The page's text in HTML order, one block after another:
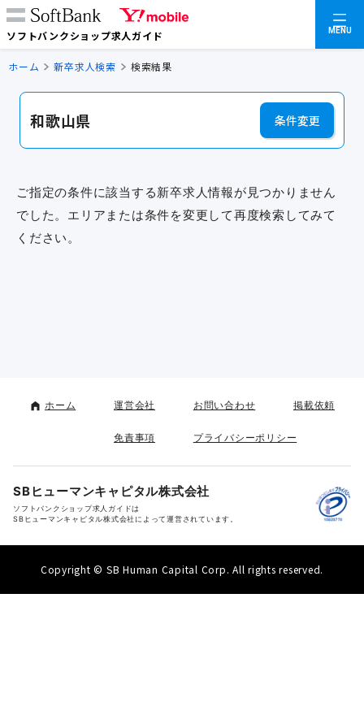
ソフトバンクショップ求人ガイド MENU
ホーム 新卒求人検索 検索結果
和歌山県 条件変更
ご指定の条件に該当する新卒求人情報が見つかりません
でした。エリアまたは条件を変更して再度検索してみて
ください。
ホーム 運営会社 お問い合わせ 掲載依頼
免責事項 プライバシーポリシー
SBヒューマンキャピタル株式会社
ソフトバンクショップ求人ガイドは
SBヒューマンキャピタル株式会社によって運営されています。
Copyright © SB Human Capital Corp. All rights reserved.